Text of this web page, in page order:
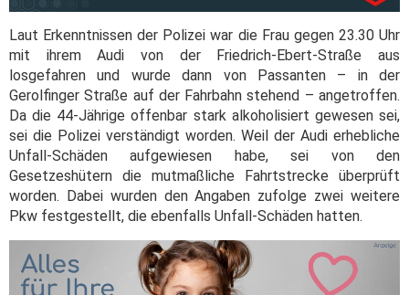
Laut Erkenntnissen der Polizei war die Frau gegen 23.30 Uhr
mit ihrem Audi von der Friedrich-Ebert-Straße aus
losgefahren und wurde dann von Passanten – in der
Gerolfinger Straße auf der Fahrbahn stehend – angetroffen.
Da die 44-Jährige offenbar stark alkoholisiert gewesen sei,
sei die Polizei verständigt worden. Weil der Audi erhebliche
Unfall-Schäden aufgewiesen habe, sei von den
Gesetzeshütern die mutmaßliche Fahrtstrecke überprüft
worden. Dabei wurden den Angaben zufolge zwei weitere
Pkw festgestellt, die ebenfalls Unfall-Schäden hatten.